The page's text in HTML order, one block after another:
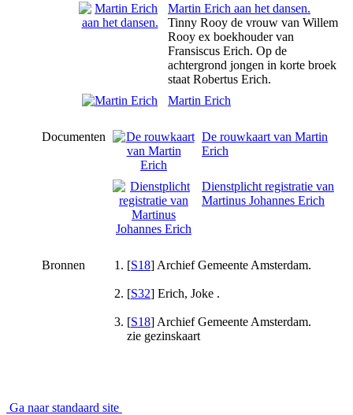
Martin Erich aan het dansen.
Tinny Rooy de vrouw van Willem
Rooy ex boekhouder van
Fransiscus Erich. Op de
achtergrond jongen in korte broek
staat Robertus Erich.
Martin Erich
Documenten
De rouwkaart van Martin
Erich
Dienstplicht registratie van
Martinus Johannes Erich
Bronnen [S18] Archief Gemeente Amsterdam.
[S32] Erich, Joke .
[S18] Archief Gemeente Amsterdam.
zie gezinskaart
Ga naar standaard site